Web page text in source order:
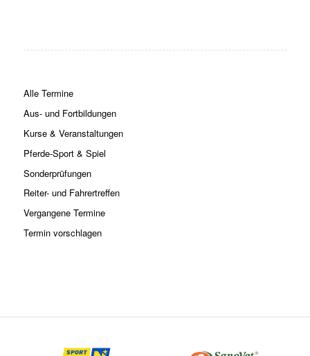
Alle Termine
Aus- und Fortbildungen
Kurse & Veranstaltungen
Pferde-Sport & Spiel
Sonderprüfungen
Reiter- und Fahrertreffen
Vergangene Termine
Termin vorschlagen